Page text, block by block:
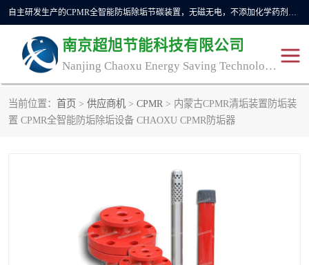
自主研发生产的CPMR全智能防垢除垢节碳装置，无磁无电，不添加化学药剂，*了国内纯物理除垢技术领域空白，其性能处于国际领先水平。广泛应用于石油炼化、钢铁冶炼、电力、煤矿、化工、供暖、压铸、汽车制造、涉水家电等行业。
南京超旭节能科技有限公司
Nanjing Chaoxu Energy Saving Technology Co., Ltd
当前位置： 首页 > 供应商机 > CPMR > 内蒙古CPMR清垢装置防垢装
置 CPMR全智能防垢除垢设备 CHAOXU CPMR防垢器
CPMR CPMR全智能防垢除垢节
防蜡除蜡
CPMR商用防垢器/家用防